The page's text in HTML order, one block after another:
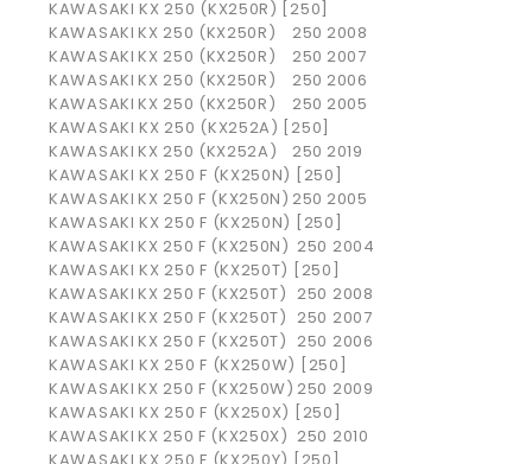
KAWASAKI KX 250 (KX250R) [250]
KAWASAKI KX 250 (KX250R) 250 2008
KAWASAKI KX 250 (KX250R) 250 2007
KAWASAKI KX 250 (KX250R) 250 2006
KAWASAKI KX 250 (KX250R) 250 2005
KAWASAKI KX 250 (KX252A) [250]
KAWASAKI KX 250 (KX252A) 250 2019
KAWASAKI KX 250 F (KX250N) [250]
KAWASAKI KX 250 F (KX250N) 250 2005
KAWASAKI KX 250 F (KX250N) [250]
KAWASAKI KX 250 F (KX250N) 250 2004
KAWASAKI KX 250 F (KX250T) [250]
KAWASAKI KX 250 F (KX250T) 250 2008
KAWASAKI KX 250 F (KX250T) 250 2007
KAWASAKI KX 250 F (KX250T) 250 2006
KAWASAKI KX 250 F (KX250W) [250]
KAWASAKI KX 250 F (KX250W) 250 2009
KAWASAKI KX 250 F (KX250X) [250]
KAWASAKI KX 250 F (KX250X) 250 2010